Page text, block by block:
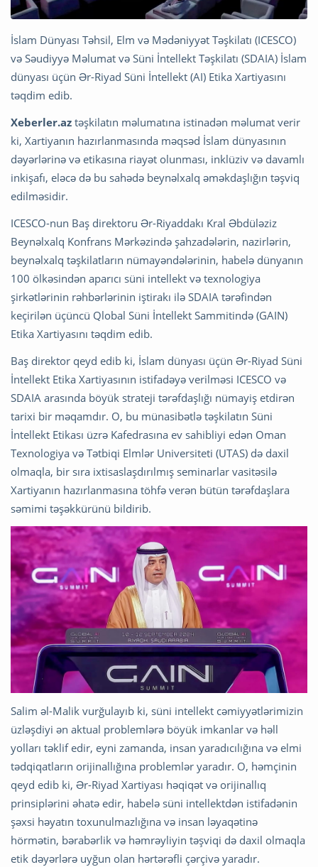
İslam Dünyası Təhsil, Elm və Mədəniyyət Təşkilatı (ICESCO)
və Səudiyyə Məlumat və Süni İntellekt Təşkilatı (SDAIA) İslam
dünyası üçün Ər-Riyad Süni İntellekt (AI) Etika Xartiyasını
təqdim edib.
Xeberler.az təşkilatın məlumatına istinadən məlumat verir
ki, Xartiyanın hazırlanmasında məqsəd İslam dünyasının
dəyərlərinə və etikasına riayət olunması, inklüziv və davamlı
inkişafı, eləcə də bu sahədə beynəlxalq əməkdaşlığın təşviq
edilməsidir.
ICESCO-nun Baş direktoru Ər-Riyaddakı Kral Əbdüləziz
Beynəlxalq Konfrans Mərkəzində şahzadələrin, nazirlərin,
beynəlxalq təşkilatların nümayəndələrinin, habelə dünyanın
100 ölkəsindən aparıcı süni intellekt və texnologiya
şirkətlərinin rəhbərlərinin iştirakı ilə SDAIA tərəfindən
keçirilən üçüncü Qlobal Süni İntellekt Sammitində (GAIN)
Etika Xartiyasını təqdim edib.
Baş direktor qeyd edib ki, İslam dünyası üçün Ər-Riyad Süni
İntellekt Etika Xartiyasının istifadəyə verilməsi ICESCO və
SDAIA arasında böyük strateji tərəfdaşlığı nümayiş etdirən
tarixi bir məqamdır. O, bu münasibətlə təşkilatın Süni
İntellekt Etikası üzrə Kafedrasına ev sahibliyi edən Oman
Texnologiya və Tətbiqi Elmlər Universiteti (UTAS) də daxil
olmaqla, bir sıra ixtisaslaşdırılmış seminarlar vasitəsilə
Xartiyanın hazırlanmasına töhfə verən bütün tərəfdaşlara
səmimi təşəkkürünü bildirib.
Salim əl-Malik vurğulayıb ki, süni intellekt cəmiyyətlərimizin
üzləşdiyi ən aktual problemlərə böyük imkanlar və həll
yolları təklif edir, eyni zamanda, insan yaradıcılığına və elmi
tədqiqatların orijinallığına problemlər yaradır. O, həmçinin
qeyd edib ki, Ər-Riyad Xartiyası həqiqət və orijinallıq
prinsiplərini əhatə edir, habelə süni intellektdən istifadənin
şəxsi həyatın toxunulmazlığına və insan ləyaqətinə
hörmətin, bərabərlik və həmrəyliyin təşviqi də daxil olmaqla
etik dəyərlərə uyğun olan hərtərəfli çərçivə yaradır.